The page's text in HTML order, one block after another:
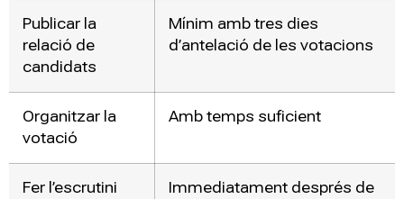
Publicar la
relació de
candidats
Mínim amb tres dies
d’antelació de les votacions
Organitzar la
votació
Amb temps suficient
Fer l’escrutini
Immediatament després de